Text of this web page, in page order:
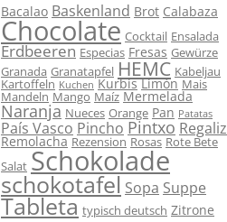
Bacalao Baskenland Brot Calabaza
Chocolate Cocktail Ensalada
Erdbeeren Especias Fresas Gewürze
Granada Granatapfel HEMC Kabeljau
Kartoffeln Kuchen Kurbis Limón Mais
Mandeln Mango Maíz Mermelada
Naranja Nueces Orange Pan Patatas
País Vasco Pincho Pintxo Regaliz
Remolacha Rezension Rosas Rote Bete
Salat Schokolade
schokotafel Sopa Suppe
Tableta typisch deutsch Zitrone